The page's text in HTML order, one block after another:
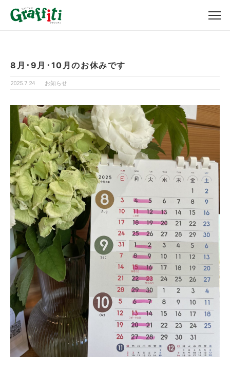
8月･9月･10月のお休みです
2025.7.24 お知らせ